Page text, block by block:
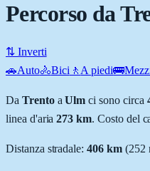
Percorso da
⇅ Inverti
🚗Auto🚴Bici 🚶 A piedi🚌
Da TrentoaUlm ci sono circa
linea d'aria273 km. Costo del
Distanza stradale:406km (252